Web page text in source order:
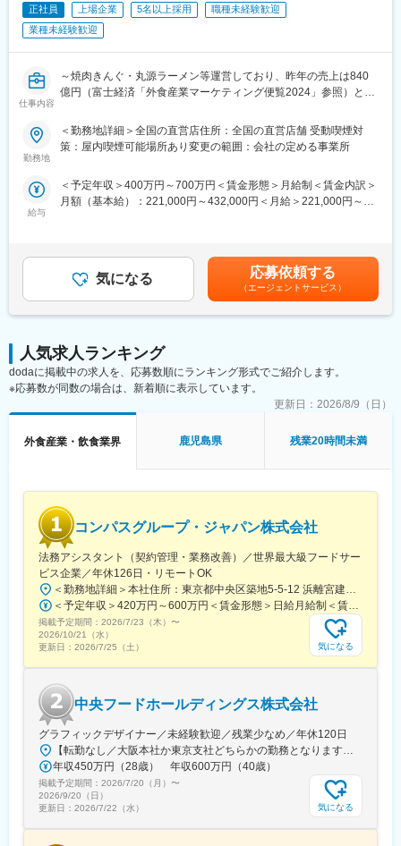
変更の範囲：会社の定める業務
の意思は説明会後にお伺いします）
■説明会対象部門
店長候補（将来のリーダー候補）として、当社が運営する各種店
舗でご就業いただくポジションが対象となります。
1人に負荷がかかりすぎない、体制を構築しています。そのためご
家族がいらっしゃる方は家族行事に合わせて土日にお休みを取得
・豊富なキャリアパス：年間50店舗前後の積極出店予定の為、店
長以上のキャリアも豊富にあります。最短半年で店長になれた方
・ 各店舗社員が裁量をもって働ける職場環境：お客様のニーズを
身近で把握している各店舗社員に裁量権が与えられています。売
上・利益重視の店舗運営ではなくお客様第一の意思決定ができる
環境です。
長期休暇制度（7連休：取得率100％）があり、別途5連休取得も
可能です。その他全店深夜営業無し、年末年始完全休業、単身赴
任の場合の帰省費用の支給、家族手当・配偶者手当・住宅手当な
ど、各種手当も完備しております。
正社員 上場企業 5名以上採用
職種未経験歓迎
業種未経験歓迎
仕事内容
～焼肉きんぐ・丸源ラーメン等運営しており、昨年の売上は840
億円（富士経済「外食産業マーケティング便覧2024」参照）と焼
＜平均年収620万円・月平均残業18時間程度・離職率15％・最大
14連休取得可能・深夜営業無・年末年始休業と安定した年収を得
ながら、プライベートも充実させ働くことができる環境がござい
■業務内容
舗・業態改善に繋がる提案・企画など、幅広い業務を担当しま
す。
■物語コーポレーションのここがスゴイ！
117％。
店長への昇格は最短4か月、エリアマネージャーにも最短11ヶ月
で昇格している方がいます。頑張りがしっかり認められる企業で
す。
・店長最低年収は560万、平均年収は620万とご自身の頑張りが収
・店舗社員の平均残業時間は13.7時間、全社的にも残業時間は18
群で、1週間の長期休暇も97.9%の社員が取得！
上記背景により離職率は15.3%と低いです！
■研修制度：異業種からの入社比率宅4割なので未経験からでも安
心です！
教育専門部門「物語アカデミー」で毎月研修を行っています。30
もの豊富なカリキュラムから、各々のレベルに合った講座を受け
ることができ、合宿研修なども実施。一人ひとりの着実な成長を
サポートしています。
■社風
社員個人が全社員宛てに、お店の改善提案、悩みの相談を行って
います。日常的にアイデアに対する返信、誕生日メッセージなど
が飛び交い、社長から直接返信が返ってくることも。風通し良く
全社員が経営に参加できます。
■レインボー休暇制度(7連休)
休暇取得率は（昨年度実績）99.3％！譲り合ってしまう優しい人
が多いから、「店長から取得するように」とお願いしています。
今年度から年2回取れるようになり、前期は充実した長期連休を過
ごせるように、賞与とは別でレインボー休暇支援金が支給されま
した。(業績による)
勤務地
＜勤務地詳細＞全国の直営店住所：全国の直営店舗 受動喫煙対
策：屋内喫煙可能場所あり変更の範囲：会社の定める事業所
給与
＜予定年収＞400万円～700万円＜賃金形態＞月給制＜賃金内訳＞
月額（基本給）：221,000円～432,000円＜月給＞221,000円～
年目）／年収708万円＋評価給★店長（入社2年目）／年収642万
円＋評価給★新任店長（入社8か月）／年収544万＋評価給賃金は
あくまでも目安の金額であり、選考を通じて上下する可能性があ
ります。月給(月額)は固定手当を含めた表記です。
気になる 応募依頼する
（エージェントサービス）
人気求人ランキング
dodaに掲載中の求人を、応募数順にランキング形式でご紹介します。
※応募数が同数の場合は、新着順に表示しています。
更新日： 2026/8/9（日）
外食産業・飲食業界 鹿児島県 残業20時間未満
コンパスグループ・ジャパン株式会社
法務アシスタント（契約管理・業務改善）／世界最大級フードサー
ビス企業／年休126日・リモートOK
掲載予定期間： 2026/7/23（木） 〜
2026/10/21（水）
更新日： 2026/7/25（土） 気になる
中央フードホールディングス株式会社
グラフィックデザイナー／未経験歓迎／残業少なめ／年休120日
年収450万円（28歳） 年収600万円（40歳）
掲載予定期間： 2026/7/20（月） 〜
2026/9/20（日）
更新日： 2026/7/22（水） 気になる